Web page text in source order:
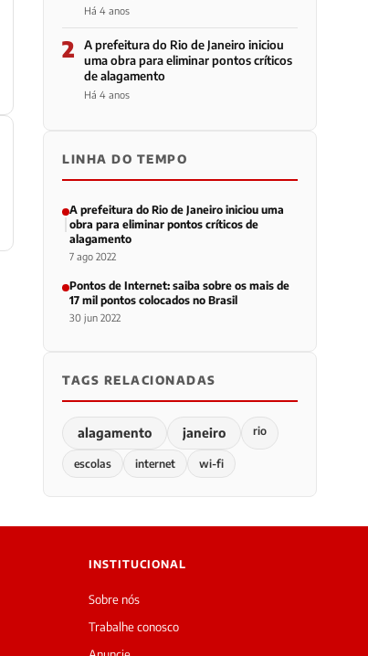
Há 4 anos
2
A prefeitura do Rio de Janeiro iniciou
uma obra para eliminar pontos críticos
de alagamento
Há 4 anos
LINHA DO TEMPO
A prefeitura do Rio de Janeiro iniciou uma
obra para eliminar pontos críticos de
alagamento
7 ago 2022
Pontos de Internet: saiba sobre os mais de
17 mil pontos colocados no Brasil
30 jun 2022
TAGS RELACIONADAS
alagamento janeiro rio
escolas internet wi-fi
INSTITUCIONAL
Sobre nós
Trabalhe conosco